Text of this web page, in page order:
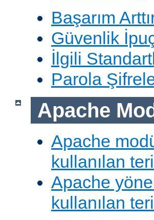
Başarım
Güvenlik
İlgili
Parola
Apache
Apache
kullanılan
Apache
kullanılan